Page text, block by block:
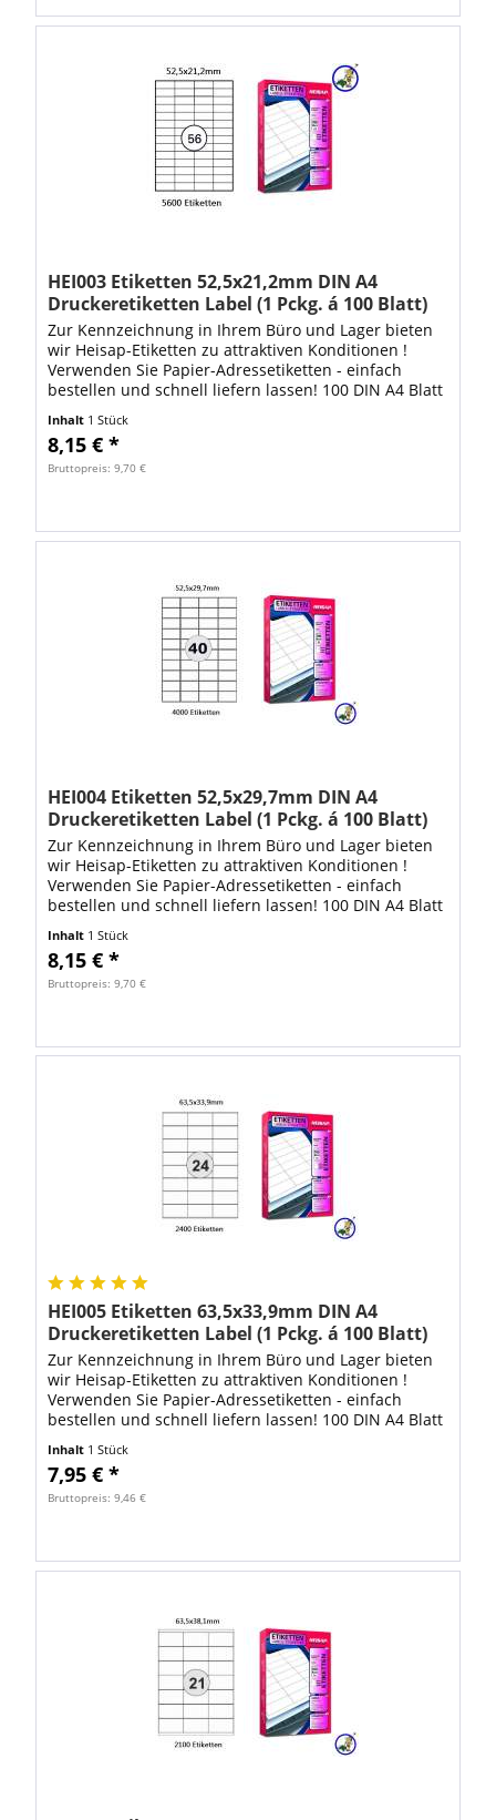
HEI003 Etiketten 52,5x21,2mm DIN A4
Druckeretiketten Label (1 Pckg. á 100 Blatt)
Zur Kennzeichnung in Ihrem Büro und Lager bieten
wir Heisap-Etiketten zu attraktiven Konditionen !
Verwenden Sie Papier-Adressetiketten - einfach
bestellen und schnell liefern lassen! 100 DIN A4 Blatt
Inhalt 1 Stück
8,15 € *
Bruttopreis: 9,70 €
HEI004 Etiketten 52,5x29,7mm DIN A4
Druckeretiketten Label (1 Pckg. á 100 Blatt)
Zur Kennzeichnung in Ihrem Büro und Lager bieten
wir Heisap-Etiketten zu attraktiven Konditionen !
Verwenden Sie Papier-Adressetiketten - einfach
bestellen und schnell liefern lassen! 100 DIN A4 Blatt
Inhalt 1 Stück
8,15 € *
Bruttopreis: 9,70 €
HEI005 Etiketten 63,5x33,9mm DIN A4
Druckeretiketten Label (1 Pckg. á 100 Blatt)
Zur Kennzeichnung in Ihrem Büro und Lager bieten
wir Heisap-Etiketten zu attraktiven Konditionen !
Verwenden Sie Papier-Adressetiketten - einfach
bestellen und schnell liefern lassen! 100 DIN A4 Blatt
Inhalt 1 Stück
7,95 € *
Bruttopreis: 9,46 €